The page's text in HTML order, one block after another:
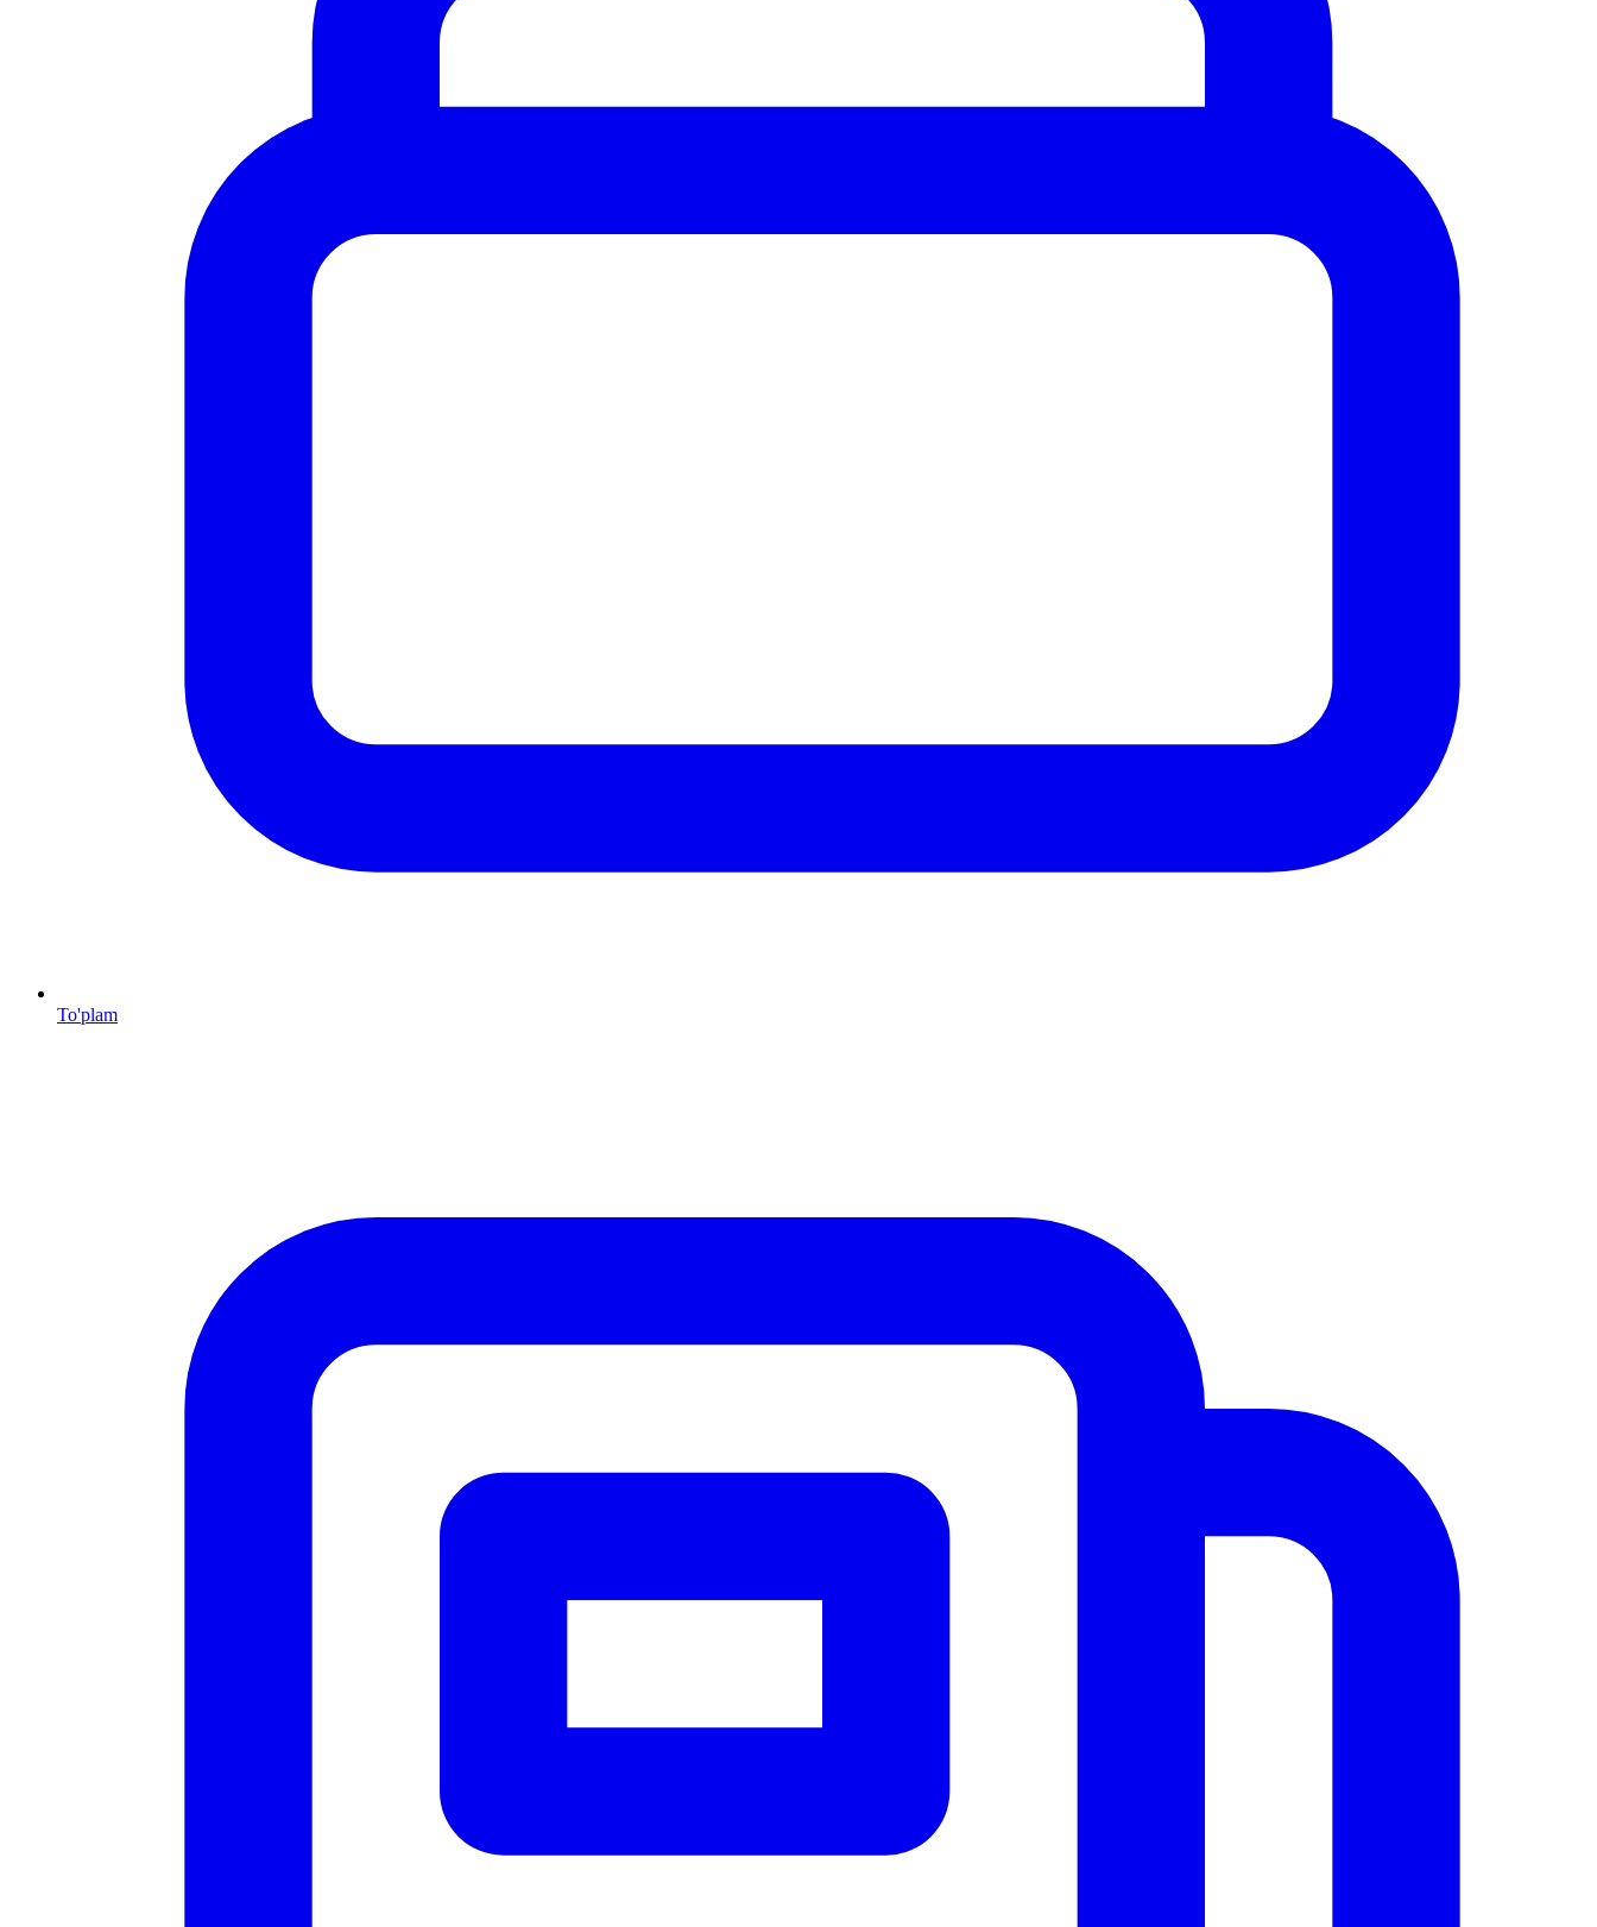
To'plam